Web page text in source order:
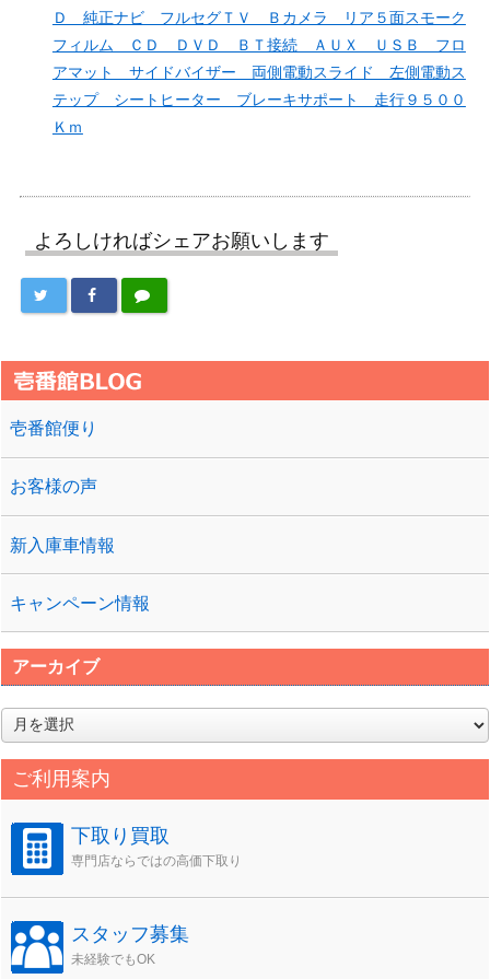
Ｄ 純正ナビ フルセグＴＶ Ｂカメラ リア５面スモーク
フィルム ＣＤ ＤＶＤ ＢＴ接続 ＡＵＸ ＵＳＢ フロ
アマット サイドバイザー 両側電動スライド 左側電動ス
テップ シートヒーター ブレーキサポート 走行９５００
Ｋｍ
よろしければシェアお願いします
壱番館便り
お客様の声
新入庫車情報
キャンペーン情報
アーカイブ
ア
ー
カ
イご利用案内
下取り買取
専門店ならではの高価下取り
スタッフ募集
未経験でもOK